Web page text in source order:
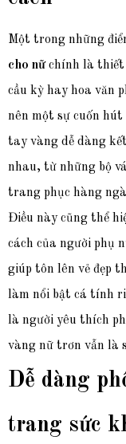
Một trong những
cho nữchính là thiết
cầu kỳ hay hoa văn
nên một sự cuốn
tay vàng dễ dàng
nhau, từ những bộ
trang phục hàng
Điều này cũng thể
cách của người phụ
giúp tôn lên vẻ đẹp
làm nổi bật cá tính
là người yêu thích
vàng nữ trơn vẫn là
Dễ dàng
trang sức